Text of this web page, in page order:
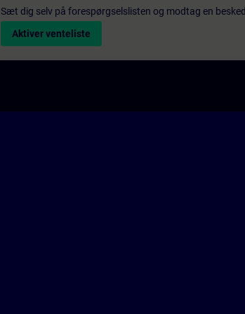
Sæt dig selv på forespørgselslisten og modtag en
Aktiver venteliste